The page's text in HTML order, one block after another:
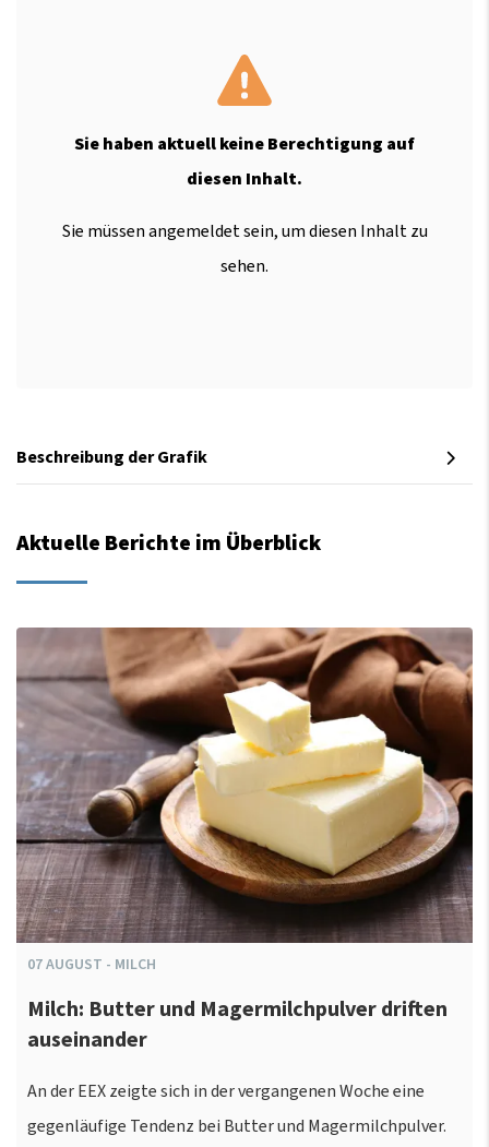
Sie haben aktuell keine Berechtigung auf
diesen Inhalt.
Sie müssen angemeldet sein, um diesen Inhalt zu
sehen.
Beschreibung der Grafik
Aktuelle Berichte im Überblick
07AUGUST - MILCH
Milch: Butter und Magermilchpulver driften
auseinander
An der EEX zeigte sich in der vergangenen Woche eine
gegenläufige Tendenz bei Butter und Magermilchpulver.